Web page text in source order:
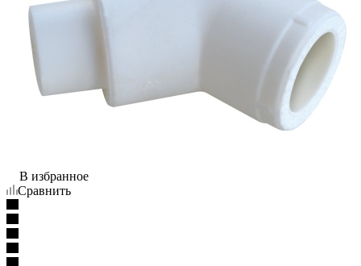
В избранное
Сравнить